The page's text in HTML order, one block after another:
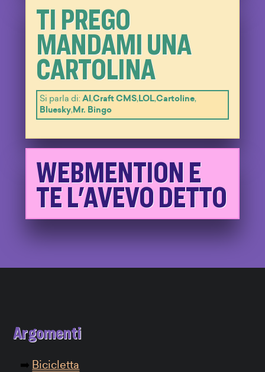
TI PREGO
MANDAMI UNA
CARTOLINA
Si parla di: AI ,Craft CMS,LOL,Cartoline,
Bluesky,Mr. Bingo
WEBMENTION E
TE L'AVEVO DETTO
Argomenti
Bicicletta